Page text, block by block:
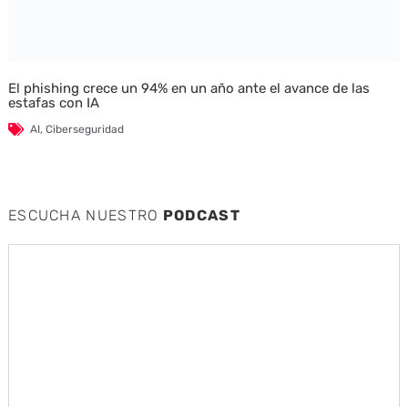
El phishing crece un 94% en un año ante el avance de las
estafas con IA
AI, Ciberseguridad
ESCUCHA NUESTRO PODCAST